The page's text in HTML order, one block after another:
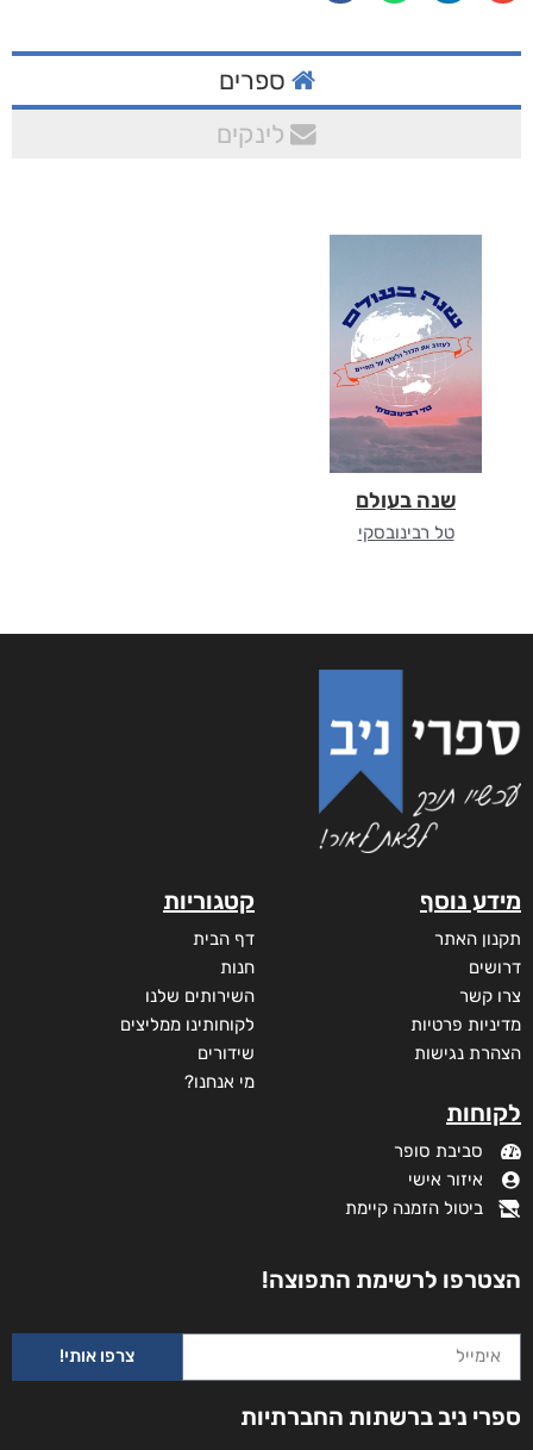
ספרים
לינקים
שנה בעולם
טל רבינובסקי
מידע נוסף
תקנון האתר
דרושים
צרו קשר
מדיניות פרטיות
הצהרת נגישות
לקוחות
סביבת סופר
איזור אישי
ביטול הזמנה קיימת
קטגוריות
דף הבית
חנות
השירותים שלנו
לקוחותינו ממליצים
שידורים
מי אנחנו?
הצטרפו לרשימת התפוצה!
צרפו אותי!
ספרי ניב ברשתות החברתיות